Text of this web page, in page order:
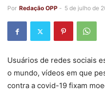
Por Redação OPP - 5 de julho de
Usuários de redes sociais
o mundo, vídeos em que
contra a covid-19 fixam